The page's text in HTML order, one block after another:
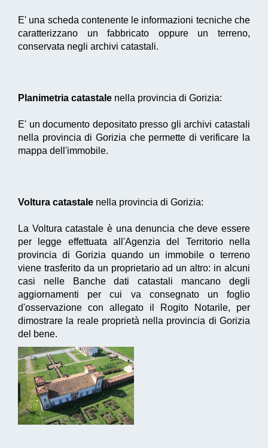
E' una scheda contenente le informazioni tecniche che
caratterizzano un fabbricato oppure un terreno,
conservata negli archivi catastali.
Planimetria catastale nella provincia di Gorizia:
E' un documento depositato presso gli archivi catastali
nella provincia di Gorizia che permette di verificare la
mappa dell'immobile.
Voltura catastale nella provincia di Gorizia:
La Voltura catastale è una denuncia che deve essere
per legge effettuata all'Agenzia del Territorio nella
provincia di Gorizia quando un immobile o terreno
viene trasferito da un proprietario ad un altro: in alcuni
casi nelle Banche dati catastali mancano degli
aggiornamenti per cui va consegnato un foglio
d'osservazione con allegato il Rogito Notarile, per
dimostrare la reale proprietà nella provincia di Gorizia
del bene.